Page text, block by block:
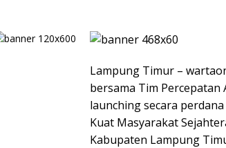
Lampung Timur –
bersama Tim Percepatan
launching secara perdana
Kuat Masyarakat
Kabupaten Lampung